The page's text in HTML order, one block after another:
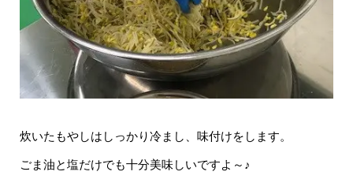
炊いたもやしはしっかり冷まし、味付けをします。
ごま油と塩だけでも十分美味しいですよ～♪